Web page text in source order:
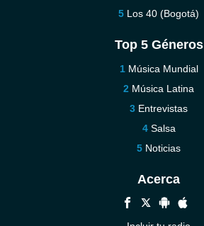
Los 40 (Bogotá)
Top 5 Géneros
Música Mundial
Música Latina
Entrevistas
Salsa
Noticias
Acerca